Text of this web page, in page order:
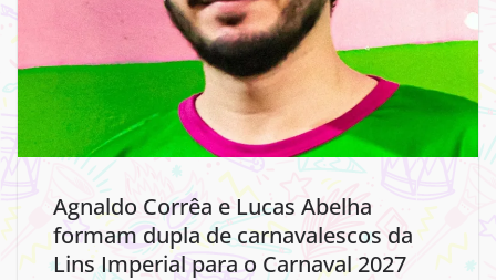
Agnaldo Corrêa e Lucas Abelha
formam dupla de carnavalescos da
Lins Imperial para o Carnaval 2027